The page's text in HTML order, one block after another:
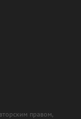
правом,